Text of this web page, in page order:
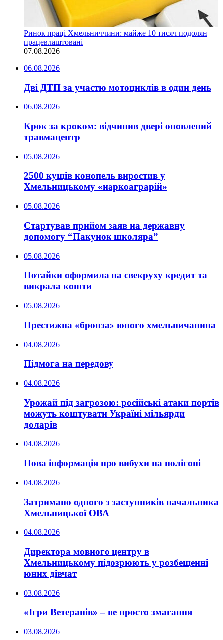
Ринок праці Хмельниччини: майже 10 тисяч подолян
працевлаштовані
07.08.2026
06.08.2026
Дві ДТП за участю мотоциклів в один день
06.08.2026
Крок за кроком: відчинив двері оновлений
травмацентр
05.08.2026
2500 кущів конопель виростив у
Хмельницькому «наркоаграрій»
05.08.2026
Стартував прийом заяв на державну
допомогу “Пакунок школяра”
05.08.2026
Потайки оформила на свекруху кредит та
викрала кошти
05.08.2026
Престижна «бронза» юного хмельничанина
04.08.2026
Підмога на передову
04.08.2026
Урожай під загрозою: російські атаки портів
можуть коштувати Україні мільярди
доларів
04.08.2026
Нова інформація про вибухи на полігоні
04.08.2026
Затримано одного з заступників начальника
Хмельницької ОВА
04.08.2026
Директора мовного центру в
Хмельницькому підозрюють у розбещенні
юних дівчат
03.08.2026
«Ігри Ветеранів» – не просто змагання
03.08.2026